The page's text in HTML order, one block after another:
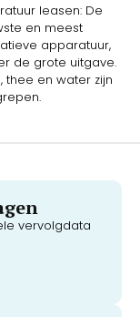
leasen: De
en meest
apparatuur,
de grote uitgave.
thee en water zijn
vervolgdata